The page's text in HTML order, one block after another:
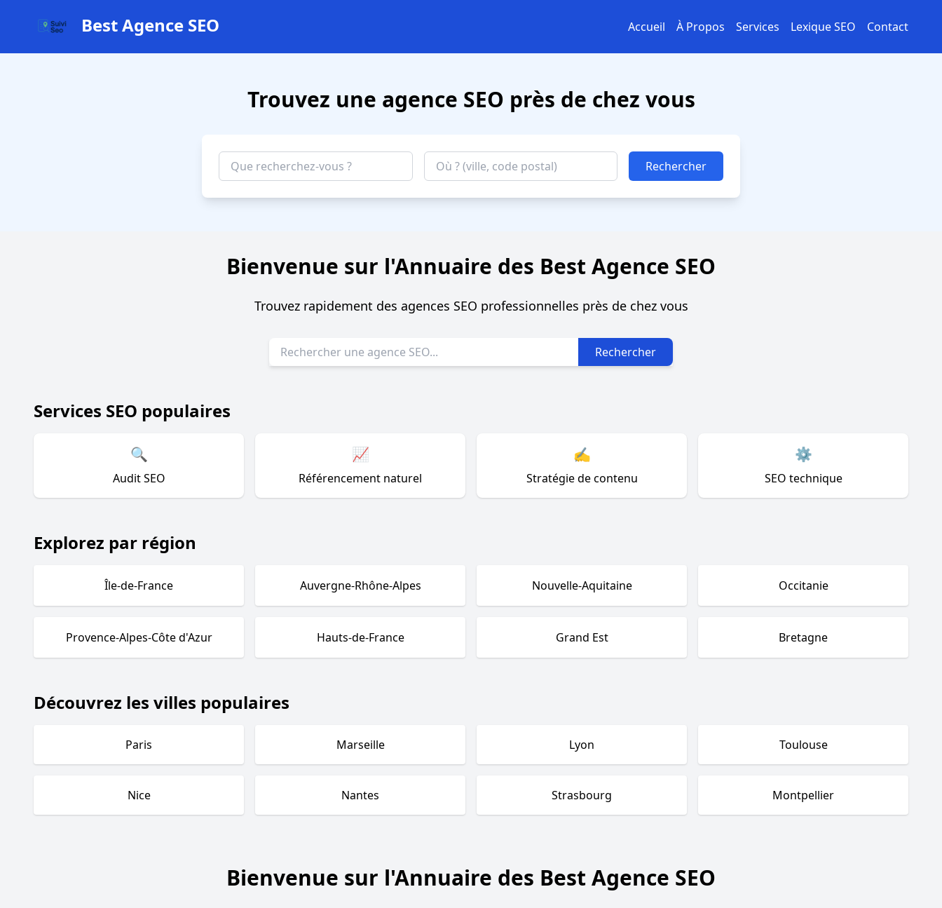
Best Agence SEO Accueil À Propos Services Lexique SEO Contact
Trouvez une agence SEO près de chez vous
Rechercher
Bienvenue sur l'Annuaire des Best Agence SEO
Trouvez rapidement des agences SEO professionnelles près de chez vous
Rechercher
Services SEO populaires
🔍
Audit SEO
📈
Référencement naturel
✍️
Stratégie de contenu
⚙️
SEO technique
Explorez par région
Île-de-France Auvergne-Rhône-Alpes Nouvelle-Aquitaine Occitanie
Provence-Alpes-Côte d'Azur Hauts-de-France Grand Est Bretagne
Découvrez les villes populaires
Paris Marseille Lyon Toulouse
Nice Nantes Strasbourg Montpellier
Bienvenue sur l'Annuaire des Best Agence SEO